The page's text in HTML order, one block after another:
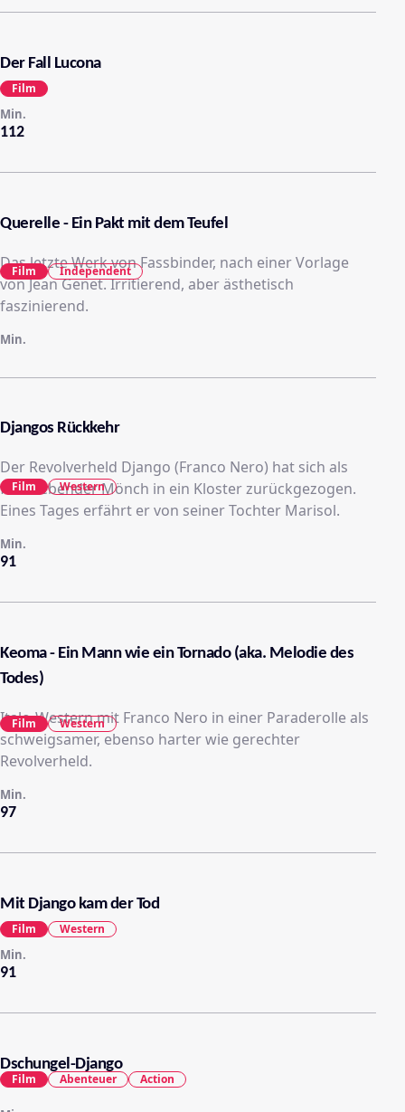
Der Fall Lucona
112
Min.
Film
Querelle - Ein Pakt mit dem Teufel
Das letzte Werk von Fassbinder, nach einer Vorlage
von Jean Genet. Irritierend, aber ästhetisch
faszinierend.
Min.
Film Independent
Djangos Rückkehr
Der Revolverheld Django (Franco Nero) hat sich als
friedliebender Mönch in ein Kloster zurückgezogen.
Eines Tages erfährt er von seiner Tochter Marisol.
91
Min.
Film Western
Keoma - Ein Mann wie ein Tornado (aka. Melodie des
Todes)
Italo-Western mit Franco Nero in einer Paraderolle als
schweigsamer, ebenso harter wie gerechter
Revolverheld.
97
Min.
Film Western
Mit Django kam der Tod
91
Min.
Film Western
Dschungel-Django
Film Abenteuer Action